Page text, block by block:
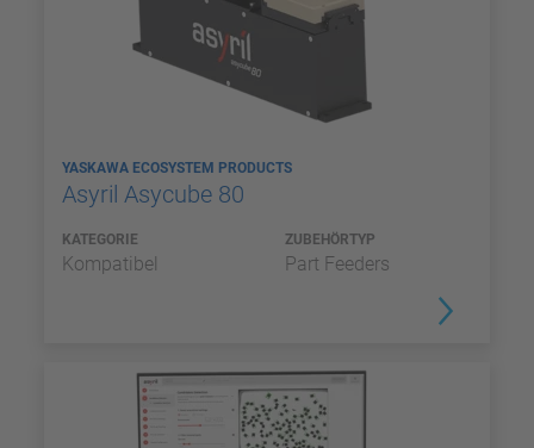
YASKAWA ECOSYSTEM PRODUCTS
Asyril Asycube 80
KATEGORIE
Kompatibel
ZUBEHÖRTYP
Part Feeders